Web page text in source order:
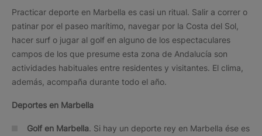
Practicar deporte en Marbella es casi un ritual. Salir a correr o
patinar por el paseo marítimo, navegar por la Costa del Sol,
hacer surf o jugar al golf en alguno de los espectaculares
campos de los que presume esta zona de Andalucía son
actividades habituales entre residentes y visitantes. El clima,
además, acompaña durante todo el año.
Deportes en Marbella
Golf en Marbella. Si hay un deporte rey en Marbella ése es